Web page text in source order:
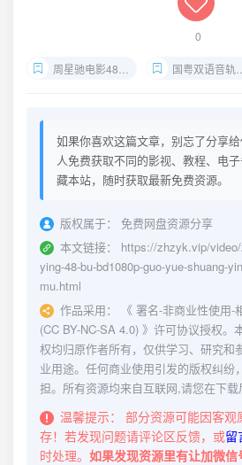
0
周星驰电影48部 BD1080P 国粤双语音轨 简繁字幕
如果你喜欢这篇文章，别忘了分享
人免费获取不同的影视、教程、电
藏本站，随时获取最新免费资源。
版权属于：
免费网盘资源分享
本文链接：
https://zhzyk.vip/
ying-48-bu-bd1080p-guo-yue-shuang-
mu.html
作品采用：
《 署名-非商业性使用-
(CC BY-NC-SA 4.0) 》许可协议授权。
权均归原作者所有，仅供学习、研究和
业用途。任何商业使用引发的版权纠纷
担。所有资源均来自互联网,请您在下载
温馨提示：
部分资源可能因客
存！若发现问题请评论区反馈，或留
时处理。 如果发现资源里有让加微